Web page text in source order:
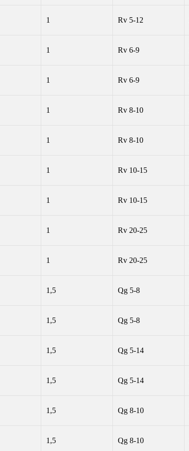
1 Rv 5-12
1 Rv 6-9
1 Rv 6-9
1 Rv 8-10
1 Rv 8-10
1 Rv 10-15
1 Rv 10-15
1 Rv 20-25
1 Rv 20-25
1,5 Qg 5-8
1,5 Qg 5-8
1,5 Qg 5-14
1,5 Qg 5-14
1,5 Qg 8-10
1,5 Qg 8-10